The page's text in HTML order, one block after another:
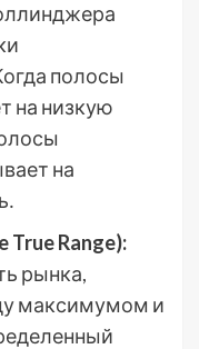
полосы
на низкую
на
True Range):
рынка,
максимумом и